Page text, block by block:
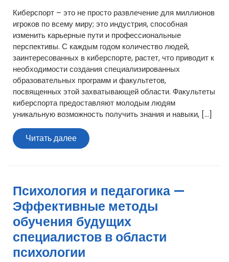
Киберспорт – это не просто развлечение для миллионов
игроков по всему миру; это индустрия, способная
изменить карьерные пути и профессиональные
перспективы. С каждым годом количество людей,
заинтересованных в киберспорте, растет, что приводит к
необходимости создания специализированных
образовательных программ и факультетов,
посвященных этой захватывающей области. Факультеты
киберспорта предоставляют молодым людям
уникальную возможность получить знания и навыки, […]
Читать далееЧитать
далее
Психология и педагогика —
Эффективные методы
обучения будущих
специалистов в области
психологии